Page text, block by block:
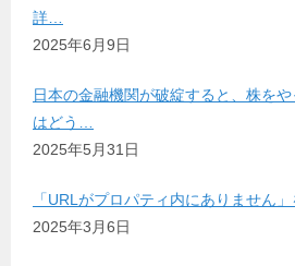
詳…
2025年6月9日
日本の金融機関が破綻すると、株を
はどう…
2025年5月31日
「URLがプロパティ内にありません」
2025年3月6日